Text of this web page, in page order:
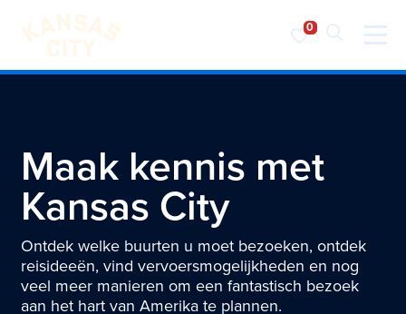
Bezoek KC
Maak kennis met
Kansas City
Ontdek welke buurten u moet bezoeken, ontdek
reisideeën, vind vervoersmogelijkheden en nog
veel meer manieren om een fantastisch bezoek
aan het hart van Amerika te plannen.